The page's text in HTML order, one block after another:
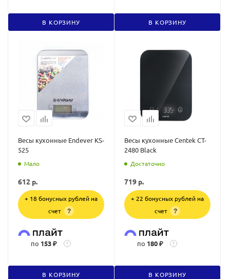
В КОРЗИНУ В КОРЗИНУ
Весы кухонные Endever KS-
525
Мало
612 р.
+ 18 бонусных рублей на
счет
?
по 153 ₽ ?
В КОРЗИНУ
Весы кухонные Centek CT-
2480 Black
Достаточно
719 р.
+ 22 бонусных рублей на
счет
?
по 180 ₽ ?
В КОРЗИНУ